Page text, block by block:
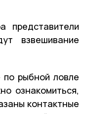
представители
взвешивание
рыбной ловле
ознакомиться,
контактные